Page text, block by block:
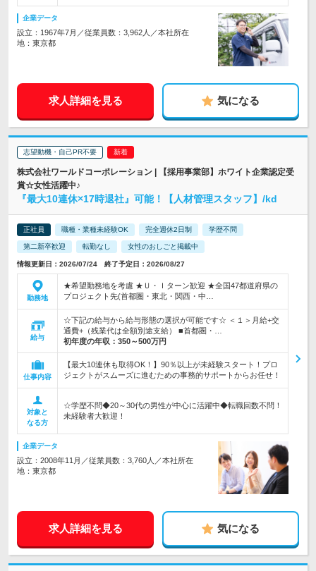
企業データ
設立：1967年7月／従業員数：3,962人／本社所在
地：東京都
求人詳細を見る 気になる
志望動機・自己PR不要
株式会社ワールドコーポレーション | 【採用事業部】ホワイト企業認定受
賞☆女性活躍中♪
『最大10連休×17時退社』可能！【人材管理スタッフ】/kd
正社員 職種・業種未経験OK 完全週休2日制 学歴不問
第二新卒歓迎 転勤なし 女性のおしごと掲載中
情報更新日：2026/07/24 終了予定日：2026/08/27
勤務地
★希望勤務地を考慮 ★Ｕ・Ｉターン歓迎 ★全国47都道府県の
プロジェクト先(首都圏・東北・関西・中…
給与
☆下記の給与から給与形態の選択が可能です☆ ＜１＞月給+交
通費+（残業代は全額別途支給） ■首都圏・…
初年度の年収： 350～500万円
仕事内容
【最大10連休も取得OK！】90％以上が未経験スタート！プロ
ジェクトがスムーズに進むための事務的サポートからお任せ！
対象と
なる方
☆学歴不問◆20～30代の男性が中心に活躍中◆転職回数不問！
未経験者大歓迎！
企業データ
設立：2008年11月／従業員数：3,760人／本社所在
地：東京都
求人詳細を見る 気になる